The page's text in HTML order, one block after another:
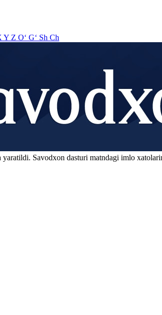
Y Z O‘ G‘ Sh Ch
Savodxon dasturi matndagi imlo